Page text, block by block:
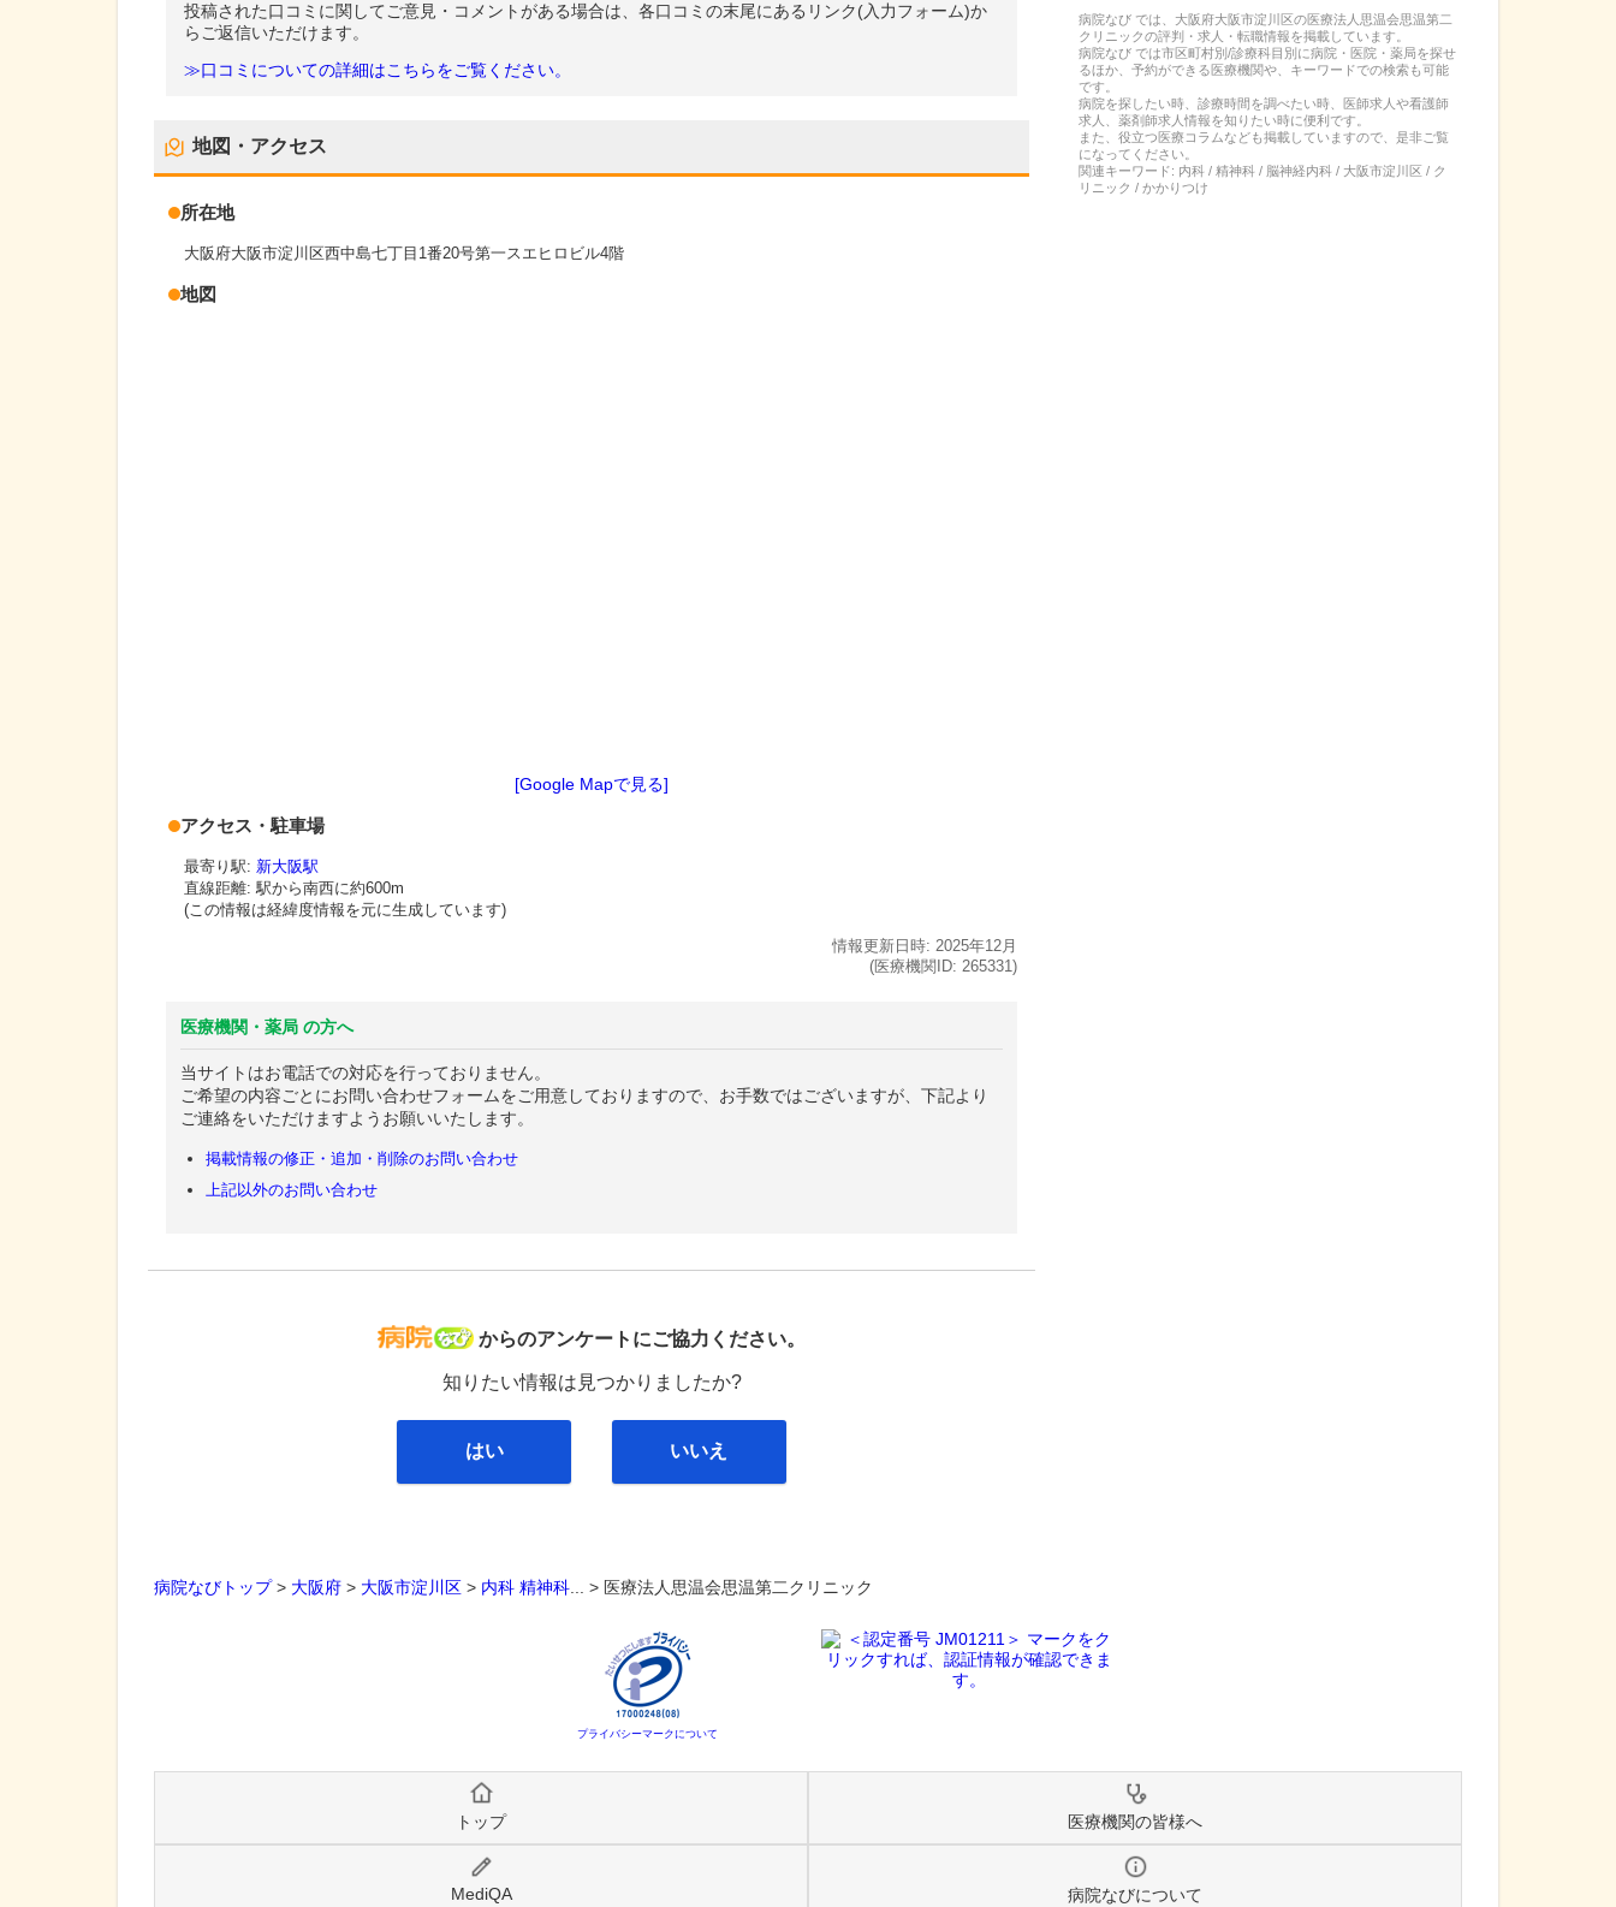
投稿された口コミに関してご意見・コメントがある場合は、各口コミの末尾にあるリンク(入力フォーム)か
らご返信いただけます。
≫口コミについての詳細はこちらをご覧ください。
地図・アクセス
所在地
大阪府大阪市淀川区西中島七丁目1番20号第一スエヒロビル4階
地図
[Google Mapで見る]
アクセス・駐車場
最寄り駅: 新大阪駅
直線距離: 駅から南西に約600m
(この情報は経緯度情報を元に生成しています)
情報更新日時: 2025年12月
(医療機関ID: 265331)
医療機関・薬局 の方へ
当サイトはお電話での対応を行っておりません。
ご希望の内容ごとにお問い合わせフォームをご用意しておりますので、お手数ではございますが、下記より
ご連絡をいただけますようお願いいたします。
掲載情報の修正・追加・削除のお問い合わせ
上記以外のお問い合わせ
病院なび
からのアンケートにご協力ください。
知りたい情報は見つかりましたか?
はい いいえ
病院なび では、 大阪府大阪市淀川区の医療法人思温会思温第二
クリニックの評判・求人・転職情報を掲載しています。
病院なび では市区町村別/診療科目別に病院・医院・薬局を探せ
るほか、予約ができる医療機関や、キーワードでの検索も可能
です。
病院を探したい時、診療時間を調べたい時、医師求人や看護師
求人、薬剤師求人情報を知りたい時に便利です。
また、役立つ医療コラムなども掲載していますので、是非ご覧
になってください。
関連キーワード: 内科 / 精神科 / 脳神経内科 / 大阪市淀川区 / ク
リニック / かかりつけ
病院なびトップ> 大阪府 > 大阪市淀川区 > 内科 精神科 ... > 医療法人思温会思温第二クリニック
プライバシーマークについて
トップ 医療機関の皆様へ
MediQA 病院なびについて